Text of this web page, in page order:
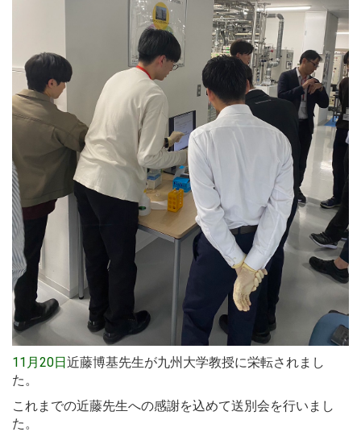
11月20日近藤博基先生が九州大学教授に栄転されまし
た。
これまでの近藤先生への感謝を込めて送別会を行いまし
た。